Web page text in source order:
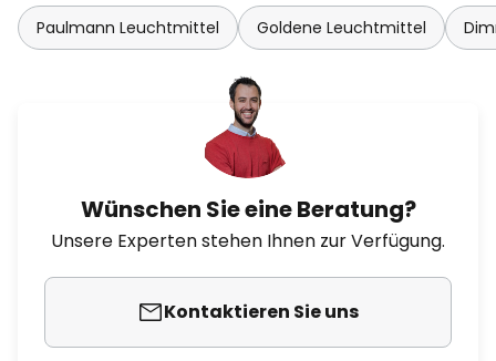
Paulmann Leuchtmittel Goldene Leuchtmittel
Wünschen Sie eine Beratung?
Unsere Experten stehen Ihnen zur Verfügung.
Kontaktieren Sie uns